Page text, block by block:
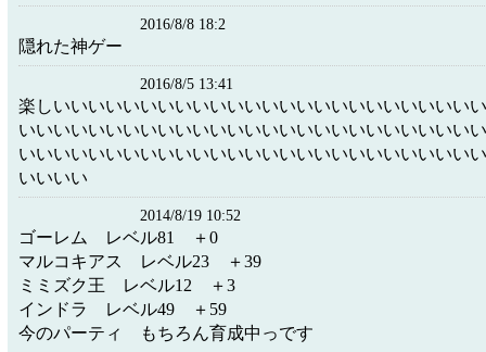
2016/8/8 18:2
隠れた神ゲー
2016/8/5 13:41
楽しいいいいいいいいいいいいいいいいいいいいいいいい
いいいいいいいいいいいいいいいいいいいいいいいいいい
いいいいいいいいいいいいいいいいいいいいいいいいいい
いいいい
2014/8/19 10:52
ゴーレム レベル81 ＋0
マルコキアス レベル23 ＋39
ミミズク王 レベル12 ＋3
インドラ レベル49 ＋59
今のパーティ もちろん育成中っです